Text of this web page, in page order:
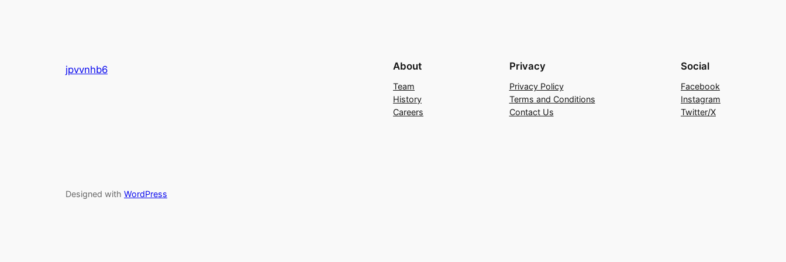
jpvvnhb6 About
Team
History
Careers
Privacy
Privacy Policy
Terms and Conditions
Contact Us
Social
Facebook
Instagram
Twitter/X
Designed with WordPress